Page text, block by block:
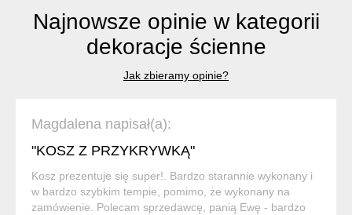
Najnowsze opinie w kategorii
dekoracje ścienne
Jak zbieramy opinie?
Magdalena napisał(a):
"KOSZ Z PRZYKRYWKĄ"
Kosz prezentuje się super!. Bardzo starannie wykonany i
w bardzo szybkim tempie, pomimo, że wykonany na
zamówienie. Polecam sprzedawcę, panią Ewę - bardzo